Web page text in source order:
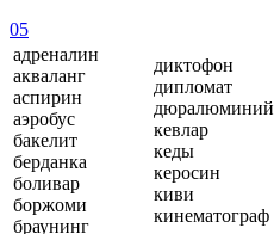
05
адреналин
акваланг
аспирин
аэробус
бакелит
берданка
боливар
боржоми
браунинг
диктофон
дипломат
дюралюминий
кевлар
кеды
керосин
киви
кинематограф